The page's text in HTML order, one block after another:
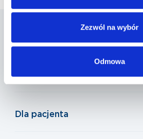
Zezwól na wybór
Odmowa
Nasza oferta
Dla pacjenta